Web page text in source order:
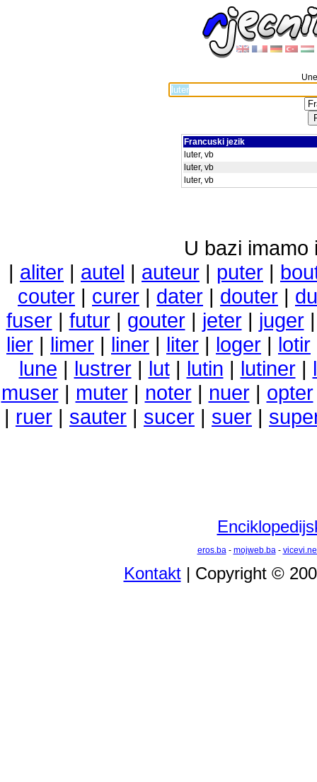
Francuski jezik
luter, vb
luter, vb
luter, vb
U bazi imamo
| aliter | autel | auteur | puter |
couter | curer | dater | douter |
fuser| futur| gouter| jeter| juger
lier | limer | liner | liter | loger | lotir
lune | lustrer| lut| lutin | lutiner|
muser| muter| noter| nuer| opter
| ruer | sauter | sucer | suer |
eros.ba- mojweb.ba-
Kontakt| Copyright ©